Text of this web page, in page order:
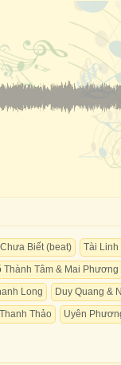
Chưa Biết (beat)
Tài Linh
Thành Tâm & Mai Phương
Long
Duy Quang &
Thanh Thảo Uyên